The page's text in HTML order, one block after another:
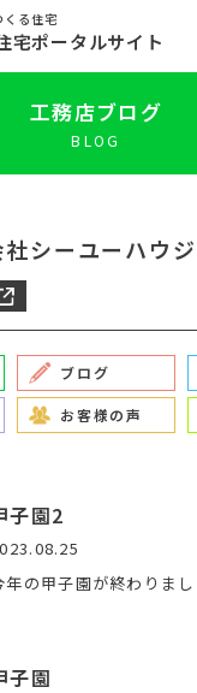
くる住宅
宅ポータルサイト
工務店ブログ
BLOG
シーユーハウ
ブログ
お客様の声
子園2
子園